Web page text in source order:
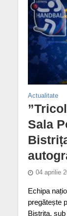
Actualitate
Sala
04 aprilie
Echipa
pregătește
Bistrița,